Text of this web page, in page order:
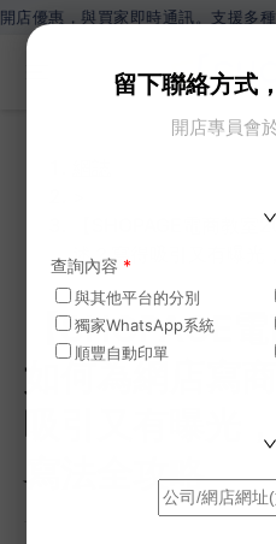
，與買家即時通訊。支援多種收款
留下聯絡方式
開店專員會
查詢內容 *
與其他平台的分別
獨家WhatsApp系統
順豐自動印單
【SHOPAGE電商教室
述？寫得吸引又有曝光
【SHOPAGE
如何為網店寫
吸引又有曝光
寫法全攻略